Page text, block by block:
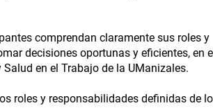
comprendan claramente sus roles y
decisiones oportunas y eficientes, en
en el Trabajo de la UManizales.
roles y responsabilidades definidas de